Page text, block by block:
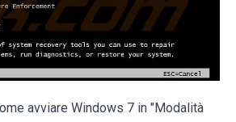
avviare Windows 7 in "Modalità